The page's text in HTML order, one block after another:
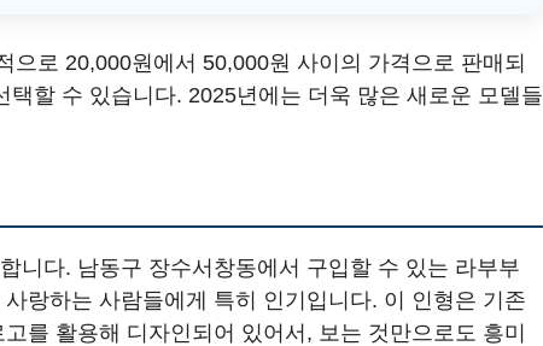
으로 20,000원에서 50,000원 사이의 가격으로 판매되
할 수 있습니다. 2025년에는 더욱 많은 새로운 모델들
니다. 남동구 장수서창동에서 구입할 수 있는 라부부
랑하는 사람들에게 특히 인기입니다. 이 인형은 기존
를 활용해 디자인되어 있어서, 보는 것만으로도 흥미